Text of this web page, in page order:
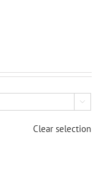

Clear selection